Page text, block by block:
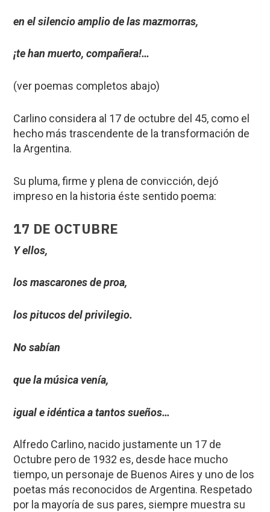
en el silencio amplio de las mazmorras,
¡te han muerto, compañera!…
(ver poemas completos abajo)
Carlino considera al 17 de octubre del 45, como el
hecho más trascendente de la transformación de
la Argentina.
Su pluma, firme y plena de convicción, dejó
impreso en la historia éste sentido poema:
17 DE OCTUBRE
Y ellos,
los mascarones de proa,
los pitucos del privilegio.
No sabían
que la música venía,
igual e idéntica a tantos sueños…
Alfredo Carlino, nacido justamente un 17 de
Octubre pero de 1932 es, desde hace mucho
tiempo, un personaje de Buenos Aires y uno de los
poetas más reconocidos de Argentina. Respetado
por la mayoría de sus pares, siempre muestra su